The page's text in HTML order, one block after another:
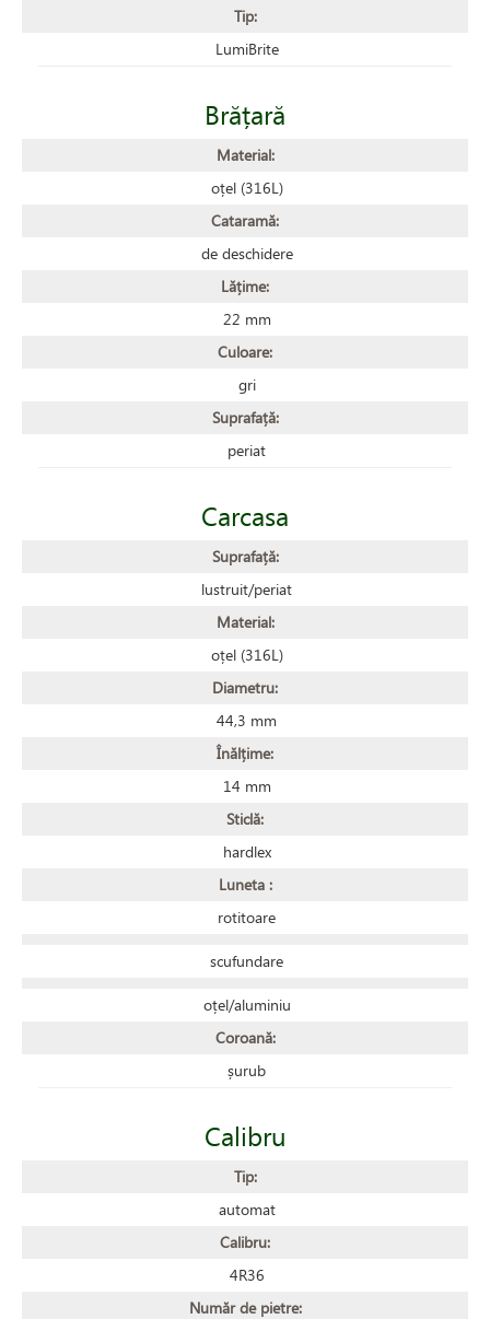
Tip:
LumiBrite
Brățară
Material:
oțel (316L)
Cataramă:
de deschidere
Lățime:
22 mm
Culoare:
gri
Suprafață:
periat
Carcasa
Suprafață:
lustruit/periat
Material:
oțel (316L)
Diametru:
44,3 mm
Înălțime:
14 mm
Sticlă:
hardlex
Luneta :
rotitoare
scufundare
oțel/aluminiu
Coroană:
șurub
Calibru
Tip:
automat
Calibru:
4R36
Număr de pietre: